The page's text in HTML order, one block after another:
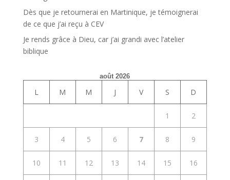
Dès que je retournerai en Martinique, je témoignerai
de ce que j’ai reçu à CEV
Je rends grâce à Dieu, car j’ai grandi avec l’atelier
biblique
août 2026
L M M J V S D
1 2
3 4 5 6 7 8 9
10 11 12 13 14 15 16